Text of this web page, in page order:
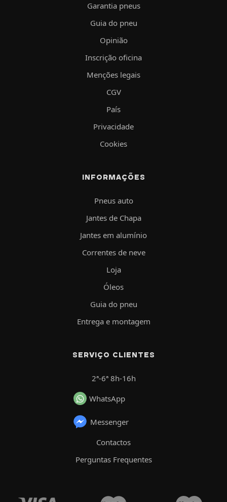
Garantia pneus
Guia do pneu
Opinião
Inscrição oficina
Menções legais
CGV
País
Privacidade
Cookies
INFORMAÇÕES
Pneus auto
Jantes de Chapa
Jantes em alumínio
Correntes de neve
Loja
Óleos
Guia do pneu
Entrega e montagem
SERVIÇO CLIENTES
2ª-6ª 8h-16h
WhatsApp
Messenger
Contactos
Perguntas Frequentes